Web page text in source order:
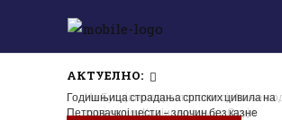
АКТУЕЛНО:
Годишњица страдања српских цивила на
Петровачкој цести – злочин без казне